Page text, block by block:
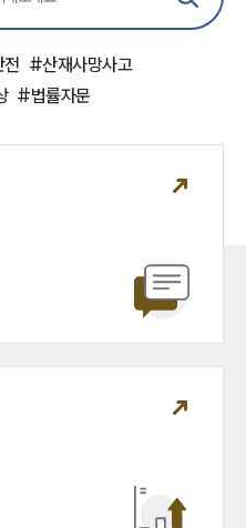
전 #산재사망사고
#법률자문